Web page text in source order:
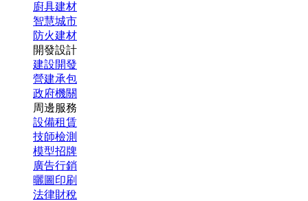
廚具建材
智慧城市
防火建材
開發設計
建設開發
營建承包
政府機關
周邊服務
設備租賃
技師檢測
模型招牌
廣告行銷
曬圖印刷
法律財稅